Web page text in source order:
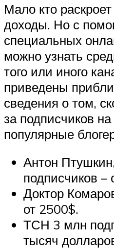
Мало кто
доходы. Но с
специальных
можно узнать
того или иного
приведены
сведения о том,
за подписчиков
популярные
Антон
подписчиков –
Доктор
от 2500$.
ТСН 3 млн
тысяч